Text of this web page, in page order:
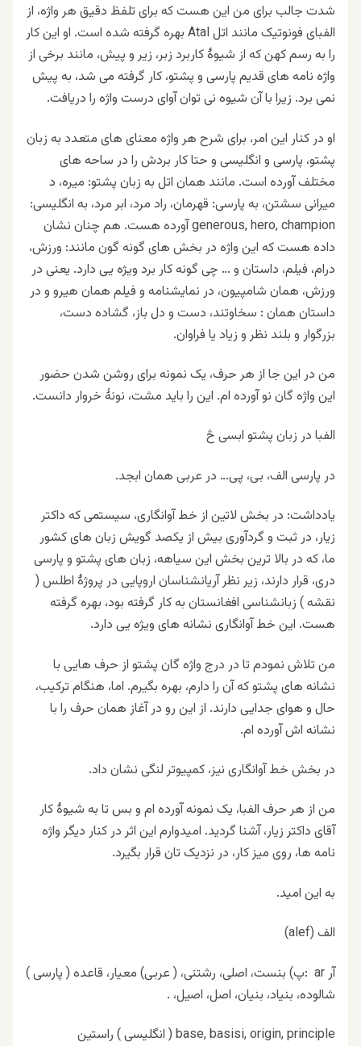
شدت جالب برای من این هست که برای تلفظ دقیق هر واژه، از
الفبای فونوتیک مانند اتل Atal بهره گرفته شده است. او این کار
را به رسم کهن که از شیوهٔ کاربرد زبر، زیر و پیش، مانند برخی از
واژه نامه های قدیم پارسی و پشتو، کار گرفته می شد، به پیش
نمی برد. زیرا با آن شیوه نی توان آوای درست واژه را دریافت.
او در کنار این امر، برای شرح هر واژه معنای های متعدد به زبان
پشتو، پارسی و انگلیسی و حتا کار بردش را در ساحه های
مختلف آورده است. مانند همان اتل به زبان پشتو: میره، د
میرانی سشتن، به پارسی: قهرمان، راد مرد، ابر مرد، به انگلیسی:
generous, hero, champion آورده هست. هم چنان نشان
داده هست که این واژه در بخش های گونه گون مانند: ورزش،
درام، فیلم، داستان و … چی گونه کار برد ویژه یی دارد. یعنی در
ورزش، همان شامپیون، در نمایشنامه و فیلم همان هیرو و در
داستان همان : سخاوتند، دست و دل باز، گشاده دست،
بزرگوار و بلند نظر و زیاد یا فراوان.
من در این جا از هر حرف، یک نمونه برای روشن شدن حضور
این واژه گان نو آورده ام. این را باید مشت، نونهٔ خروار دانست.
الفبا در زبان پشتو ابسی څ
در پارسی الف، بی، پی… در عربی همان ابجد.
یادداشت: در بخش لاتین از خط آوانگاری، سیستمی که داکتر
زيار، در ثبت و گردآوری بيش از يکصد گويش زبان های کشور
ما، که در بالا ترین بخش این سیاهه، زبان های پشتو و پارسی
دری، قرار دارند، زير نظر آريانشناسان اروپايی در پروژهٔ اطلس (
نقشه ) زبانشناسی افغانستان به کار گرفته بود، بهره گرفته
هست. این خط آوانگاری نشانه های ویژه یی دارد.
من تلاش نمودم تا در درج واژه گان پشتو از حرف هایی با
نشانه های پشتو که آن را دارم، بهره بگیرم. اما، هنگام ترکیب،
حال و هوای جدایی دارند. از این رو در آغاز همان حرف را با
نشانه اش آورده ام.
در بخش خط آوانگاری نیز، کمپیوتر لنگی نشان داد.
من از هر حرف الفبا، یک نمونه آورده ام و بس تا به شیوهٔ کار
آقای داکتر زیار، آشنا گردید. امیدوارم این اثر در کنار دیگر واژه
نامه ها، روی میز کار، در نزدیک تان قرار بگیرد.
به این امید.
الف (alef)
آر ar :پ) بنست، اصلی، رشتنی، ( عربی) معیار، قاعده ( پارسی )
شالوده، بنیاد، بنیان، اصل، اصیل، .
base, basisi, origin, principle ( انگلیسی ) راستین